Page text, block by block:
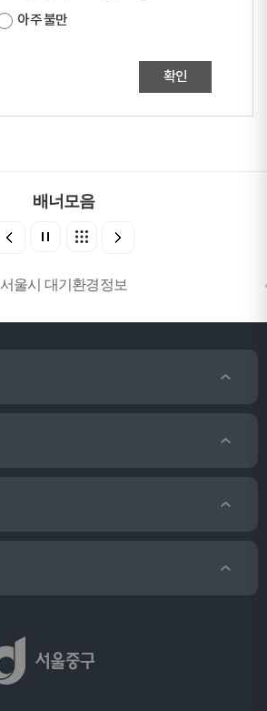
아주 불만
확인
배너모음
서울시 대기환경정보